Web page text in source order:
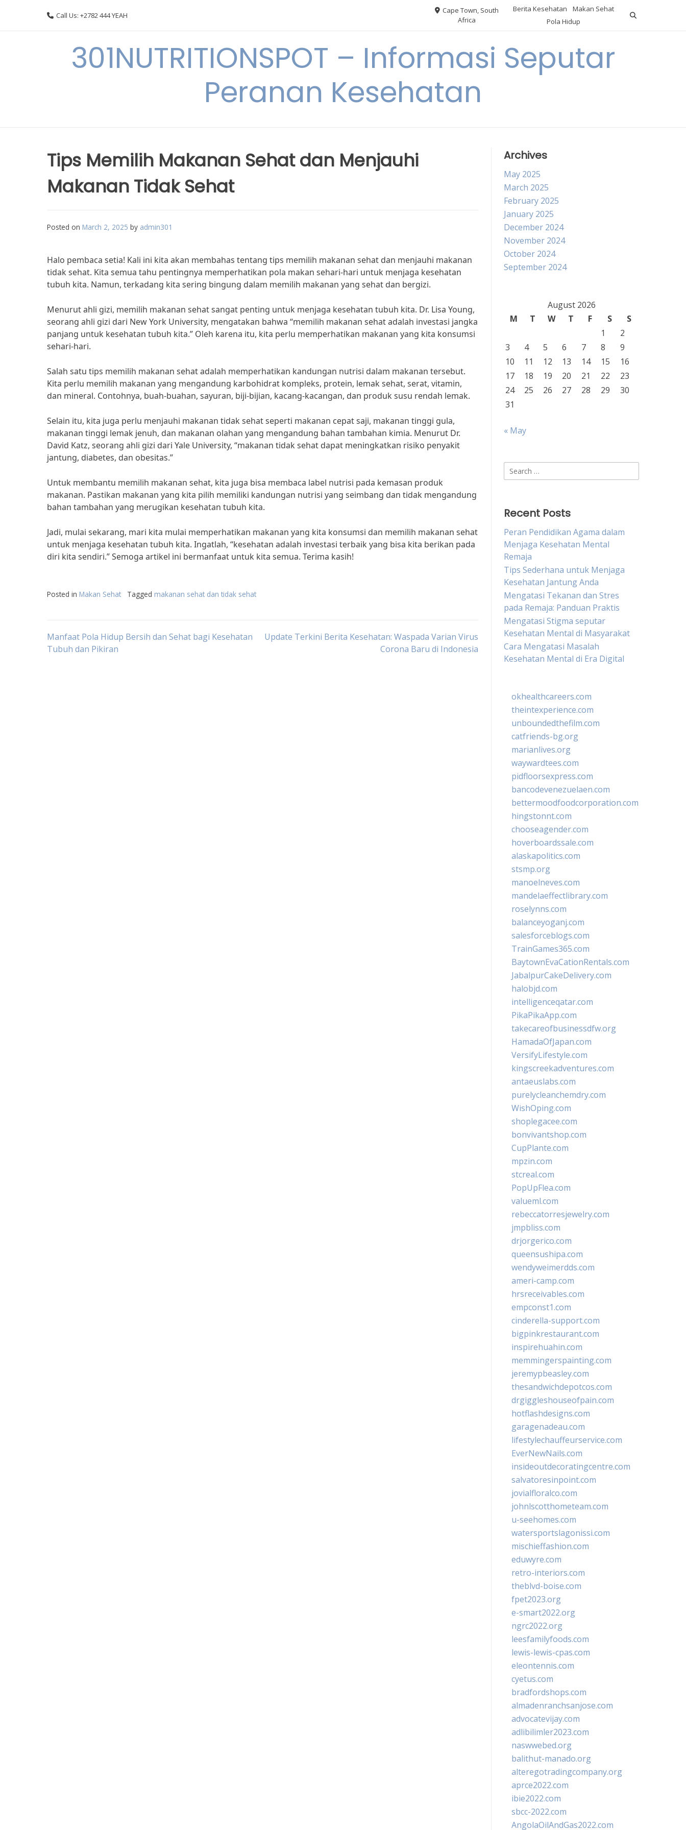
Call Us: +2782 444 YEAH
Cape Town, South
Africa
Berita Kesehatan
Makan Sehat
Pola Hidup
301NUTRITIONSPOT – Informasi Seputar
Peranan Kesehatan
Tips Memilih Makanan Sehat dan Menjauhi
Makanan Tidak Sehat
Posted on March 2, 2025 by admin301
Halo pembaca setia! Kali ini kita akan membahas tentang tips memilih makanan sehat dan menjauhi makanan
tidak sehat. Kita semua tahu pentingnya memperhatikan pola makan sehari-hari untuk menjaga kesehatan
tubuh kita. Namun, terkadang kita sering bingung dalam memilih makanan yang sehat dan bergizi.
Menurut ahli gizi, memilih makanan sehat sangat penting untuk menjaga kesehatan tubuh kita. Dr. Lisa Young,
seorang ahli gizi dari New York University, mengatakan bahwa “memilih makanan sehat adalah investasi jangka
panjang untuk kesehatan tubuh kita.” Oleh karena itu, kita perlu memperhatikan makanan yang kita konsumsi
sehari-hari.
Salah satu tips memilih makanan sehat adalah memperhatikan kandungan nutrisi dalam makanan tersebut.
Kita perlu memilih makanan yang mengandung karbohidrat kompleks, protein, lemak sehat, serat, vitamin,
dan mineral. Contohnya, buah-buahan, sayuran, biji-bijian, kacang-kacangan, dan produk susu rendah lemak.
Selain itu, kita juga perlu menjauhi makanan tidak sehat seperti makanan cepat saji, makanan tinggi gula,
makanan tinggi lemak jenuh, dan makanan olahan yang mengandung bahan tambahan kimia. Menurut Dr.
David Katz, seorang ahli gizi dari Yale University, “makanan tidak sehat dapat meningkatkan risiko penyakit
jantung, diabetes, dan obesitas.”
Untuk membantu memilih makanan sehat, kita juga bisa membaca label nutrisi pada kemasan produk
makanan. Pastikan makanan yang kita pilih memiliki kandungan nutrisi yang seimbang dan tidak mengandung
bahan tambahan yang merugikan kesehatan tubuh kita.
Jadi, mulai sekarang, mari kita mulai memperhatikan makanan yang kita konsumsi dan memilih makanan sehat
untuk menjaga kesehatan tubuh kita. Ingatlah, “kesehatan adalah investasi terbaik yang bisa kita berikan pada
diri kita sendiri.” Semoga artikel ini bermanfaat untuk kita semua. Terima kasih!
Posted in Makan Sehat Tagged makanan sehat dan tidak sehat
Post
Manfaat Pola Hidup Bersih dan Sehat bagi Kesehatan
Tubuh dan Pikiran
Update Terkini Berita Kesehatan: Waspada Varian Virus
Corona Baru di Indonesia
Archives
May 2025
March 2025
February 2025
January 2025
December 2024
November 2024
October 2024
September 2024
August 2026
M
T W T F S
S
1
2
3
4 5 6 7 8
9
10
11 12 13 14 15
16
17
18 19 20 21 22
23
24
25 26 27 28 29
30
31
« May
Search
for:
Recent Posts
Peran Pendidikan Agama dalam
Menjaga Kesehatan Mental
Remaja
Tips Sederhana untuk Menjaga
Kesehatan Jantung Anda
Mengatasi Tekanan dan Stres
pada Remaja: Panduan Praktis
Mengatasi Stigma seputar
Kesehatan Mental di Masyarakat
Cara Mengatasi Masalah
Kesehatan Mental di Era Digital
okhealthcareers.com
theintexperience.com
unboundedthefilm.com
catfriends-bg.org
marianlives.org
waywardtees.com
pidfloorsexpress.com
bancodevenezuelaen.com
bettermoodfoodcorporation.com
hingstonnt.com
chooseagender.com
hoverboardssale.com
alaskapolitics.com
stsmp.org
manoelneves.com
mandelaeffectlibrary.com
roselynns.com
balanceyoganj.com
salesforceblogs.com
TrainGames365.com
BaytownEvaCationRentals.com
JabalpurCakeDelivery.com
halobjd.com
intelligenceqatar.com
PikaPikaApp.com
takecareofbusinessdfw.org
HamadaOfJapan.com
VersifyLifestyle.com
kingscreekadventures.com
antaeuslabs.com
purelycleanchemdry.com
WishOping.com
shoplegacee.com
bonvivantshop.com
CupPlante.com
mpzin.com
stcreal.com
PopUpFlea.com
valueml.com
rebeccatorresjewelry.com
jmpbliss.com
drjorgerico.com
queensushipa.com
wendyweimerdds.com
ameri-camp.com
hrsreceivables.com
empconst1.com
cinderella-support.com
bigpinkrestaurant.com
inspirehuahin.com
memmingerspainting.com
jeremypbeasley.com
thesandwichdepotcos.com
drgiggleshouseofpain.com
hotflashdesigns.com
garagenadeau.com
lifestylechauffeurservice.com
EverNewNails.com
insideoutdecoratingcentre.com
salvatoresinpoint.com
jovialfloralco.com
johnlscotthometeam.com
u-seehomes.com
watersportslagonissi.com
mischieffashion.com
eduwyre.com
retro-interiors.com
theblvd-boise.com
fpet2023.org
e-smart2022.org
ngrc2022.org
leesfamilyfoods.com
lewis-lewis-cpas.com
eleontennis.com
cyetus.com
bradfordshops.com
almadenranchsanjose.com
advocatevijay.com
adlibilimler2023.com
naswwebed.org
balithut-manado.org
alteregotradingcompany.org
aprce2022.com
ibie2022.com
sbcc-2022.com
AngolaOilAndGas2022.com